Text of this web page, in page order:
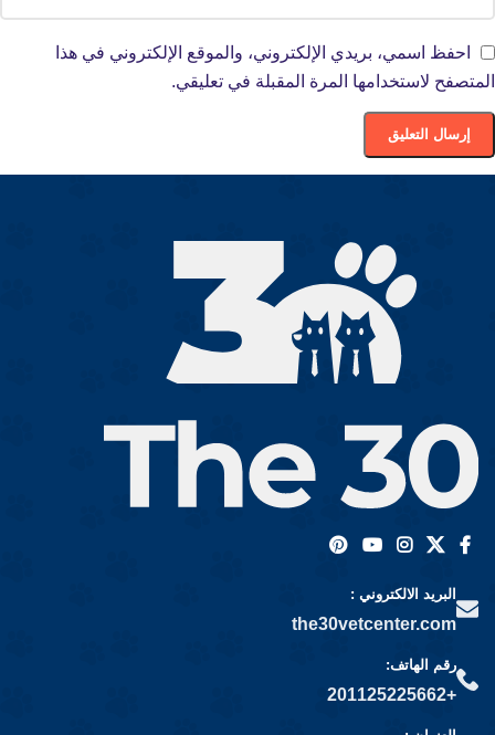
احفظ اسمي، بريدي الإلكتروني، والموقع الإلكتروني في هذا
المتصفح لاستخدامها المرة المقبلة في تعليقي.
البريد الالكتروني :
the30vetcenter.com
رقم الهاتف:
+201125225662